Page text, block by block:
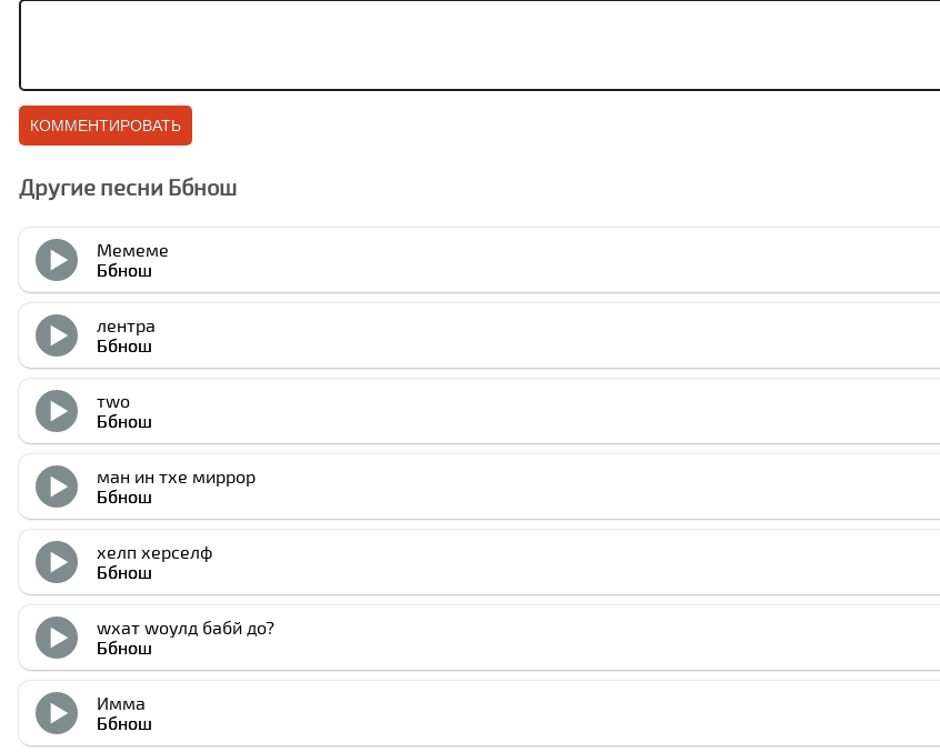
Другие песни Ббнош
Мемеме
Ббнош
лентра
Ббнош
тwо
Ббнош
ман ин тхе миррор
Ббнош
хелп херселф
Ббнош
wхат wоулд бабй до?
Ббнош
Имма
Ббнош